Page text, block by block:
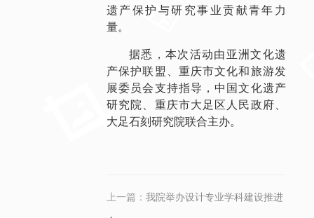
遗产保护与研究事业贡献青年力
量。
据悉， 本次活动由亚洲文化遗
产保护联盟、重庆市文化和旅游发
展委员会支持指导，中国文化遗产
研究院、重庆市大足区人民政府、
大足石刻研究院联合主办。
上一篇： 我院举办设计专业学科建设推进